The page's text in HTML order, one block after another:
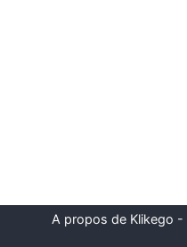
A propos de Klikego -